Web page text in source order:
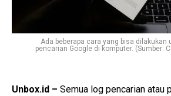
Ada beberapa cara yang bisa dilakukan
pencarian Google di komputer. (Sumber:
Unbox.id – Semua log pencarian atau